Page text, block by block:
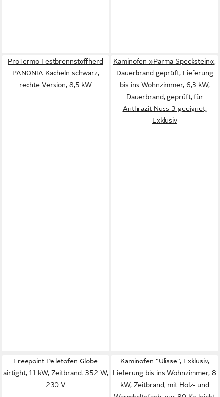
ProTermo Festbrennstoffherd
PANONIA Kacheln schwarz,
rechte Version, 8,5 kW
Kaminofen »Parma Speckstein«,
Dauerbrand geprüft, Lieferung
bis ins Wohnzimmer, 6,3 kW,
Dauerbrand, geprüft, für
Anthrazit Nuss 3 geeignet,
Exklusiv
Freepoint Pelletofen Globe
airtight, 11 kW, Zeitbrand, 352 W,
230 V
Kaminofen "Ulisse", Exklusiv,
Lieferung bis ins Wohnzimmer, 8
kW, Zeitbrand, mit Holz- und